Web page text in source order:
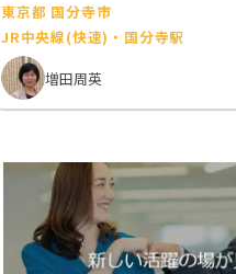
東京都 国分寺市
JR中央線(快速)・国分寺駅
増田周英